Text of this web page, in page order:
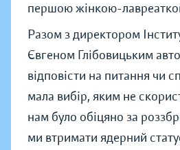
першою жінкою-
Разом з директором
Євгеном Глібовицьким
відповісти на питання чи
мала вибір, яким не
нам було обіцяно за
ми втримати ядерний